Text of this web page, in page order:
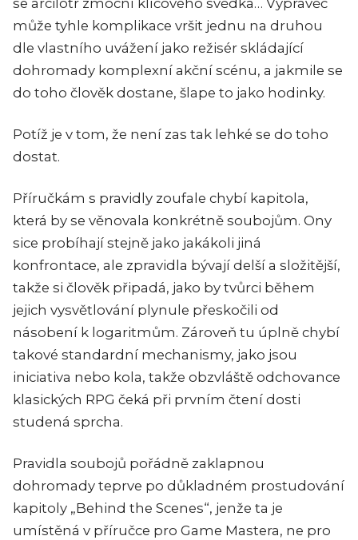
se arcilotr zmocní klíčového svědka… Vypravěč
může tyhle komplikace vršit jednu na druhou
dle vlastního uvážení jako režisér skládající
dohromady komplexní akční scénu, a jakmile se
do toho člověk dostane, šlape to jako hodinky.
Potíž je v tom, že není zas tak lehké se do toho
dostat.
Příručkám s pravidly zoufale chybí kapitola,
která by se věnovala konkrétně soubojům. Ony
sice probíhají stejně jako jakákoli jiná
konfrontace, ale zpravidla bývají delší a složitější,
takže si člověk připadá, jako by tvůrci během
jejich vysvětlování plynule přeskočili od
násobení k logaritmům. Zároveň tu úplně chybí
takové standardní mechanismy, jako jsou
iniciativa nebo kola, takže obzvláště odchovance
klasických RPG čeká při prvním čtení dosti
studená sprcha.
Pravidla soubojů pořádně zaklapnou
dohromady teprve po důkladném prostudování
kapitoly „Behind the Scenes“, jenže ta je
umístěná v příručce pro Game Mastera, ne pro